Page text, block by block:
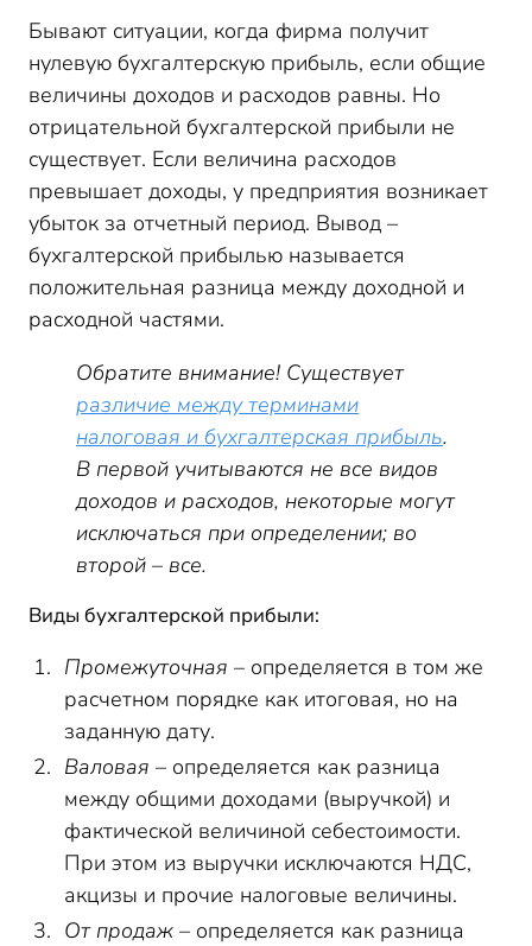
Бывают ситуации, когда фирма получит
нулевую бухгалтерскую прибыль, если общие
величины доходов и расходов равны. Но
отрицательной бухгалтерской прибыли не
существует. Если величина расходов
превышает доходы, у предприятия возникает
убыток за отчетный период. Вывод –
бухгалтерской прибылью называется
положительная разница между доходной и
расходной частями.
Обратите внимание! Существует
различие между терминами
налоговая и бухгалтерская прибыль.
В первой учитываются не все видов
доходов и расходов, некоторые могут
исключаться при определении; во
второй – все.
Виды бухгалтерской прибыли:
Промежуточная – определяется в том же
расчетном порядке как итоговая, но на
заданную дату.
Валовая – определяется как разница
между общими доходами (выручкой) и
фактической величиной себестоимости.
При этом из выручки исключаются НДС,
акцизы и прочие налоговые величины.
От продаж – определяется как разница